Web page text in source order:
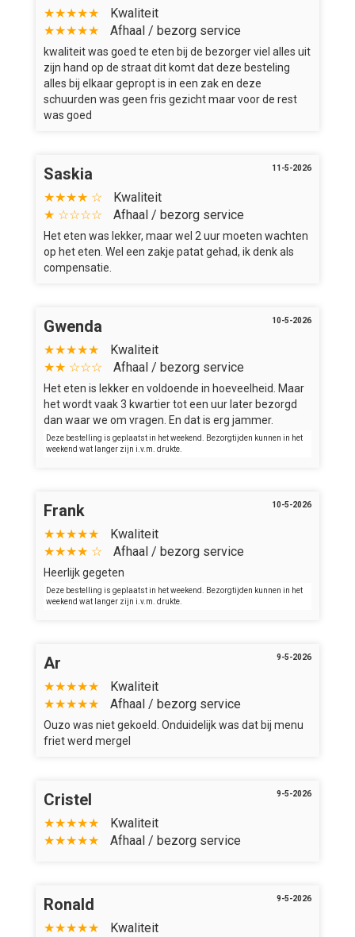
★★★★★
Kwaliteit
★★★★★
Afhaal / bezorg service
kwaliteit was goed te eten bij de bezorger viel alles uit
zijn hand op de straat dit komt dat deze besteling
alles bij elkaar gepropt is in een zak en deze
schuurden was geen fris gezicht maar voor de rest
was goed
Saskia
★★★★ ☆
Kwaliteit
★ ☆☆☆☆
Afhaal / bezorg service
Het eten was lekker, maar wel 2 uur moeten wachten
op het eten. Wel een zakje patat gehad, ik denk als
compensatie.
11-5-2026
Gwenda
★★★★★
Kwaliteit
★★ ☆☆☆
Afhaal / bezorg service
Het eten is lekker en voldoende in hoeveelheid. Maar
het wordt vaak 3 kwartier tot een uur later bezorgd
dan waar we om vragen. En dat is erg jammer.
Deze bestelling is geplaatst in het weekend. Bezorgtijden kunnen in het
weekend wat langer zijn i.v.m. drukte.
10-5-2026
Frank
★★★★★
Kwaliteit
★★★★ ☆
Afhaal / bezorg service
Heerlijk gegeten
Deze bestelling is geplaatst in het weekend. Bezorgtijden kunnen in het
weekend wat langer zijn i.v.m. drukte.
10-5-2026
Ar
★★★★★
Kwaliteit
★★★★★
Afhaal / bezorg service
Ouzo was niet gekoeld. Onduidelijk was dat bij menu
friet werd mergel
9-5-2026
Cristel
★★★★★
Kwaliteit
★★★★★
Afhaal / bezorg service
9-5-2026
Ronald
★★★★★
Kwaliteit
9-5-2026